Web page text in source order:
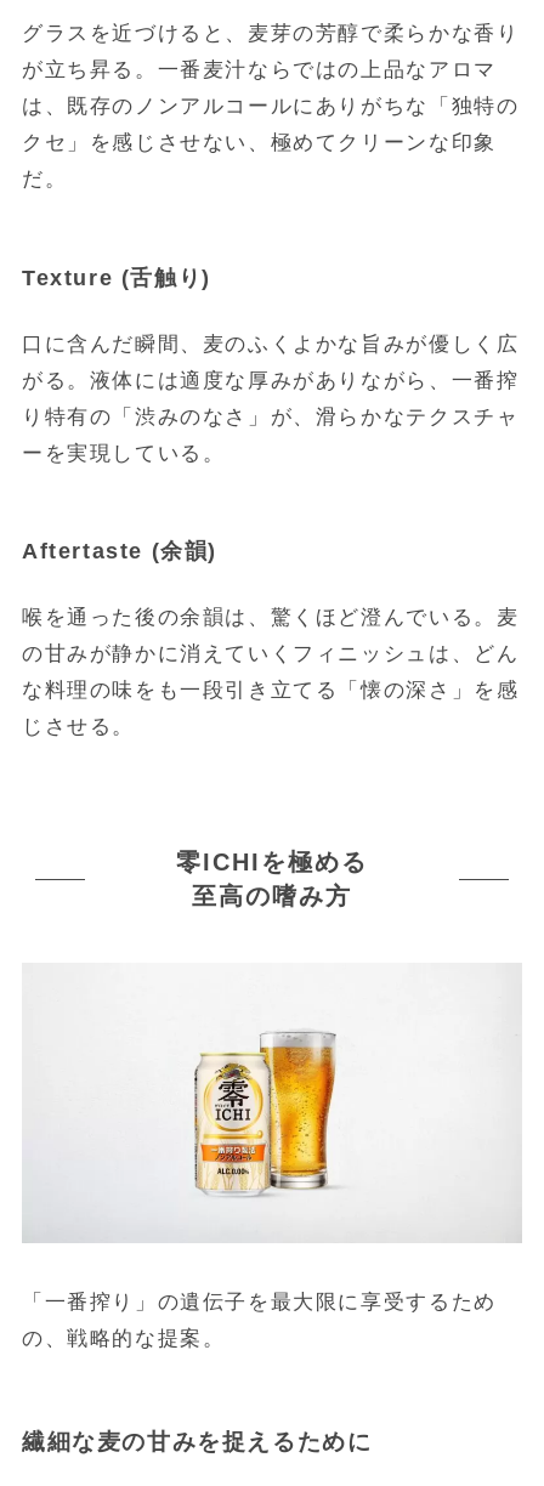
グラスを近づけると、麦芽の芳醇で柔らかな香り
が立ち昇る。一番麦汁ならではの上品なアロマ
は、既存のノンアルコールにありがちな「独特の
クセ」を感じさせない、極めてクリーンな印象
だ。
Texture (舌触り)
口に含んだ瞬間、麦のふくよかな旨みが優しく広
がる。液体には適度な厚みがありながら、一番搾
り特有の「渋みのなさ」が、滑らかなテクスチャ
ーを実現している。
Aftertaste (余韻)
喉を通った後の余韻は、驚くほど澄んでいる。麦
の甘みが静かに消えていくフィニッシュは、どん
な料理の味をも一段引き立てる「懐の深さ」を感
じさせる。
零ICHIを極める
至高の嗜み方
「一番搾り」の遺伝子を最大限に享受するため
の、戦略的な提案。
繊細な麦の甘みを捉えるために